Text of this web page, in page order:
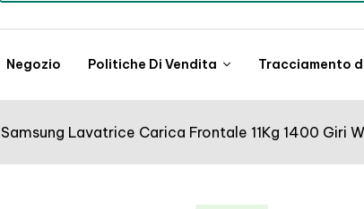
Negozio Politiche Di Vendita Tracciamento
Samsung Lavatrice Carica Frontale 11Kg 1400 Giri